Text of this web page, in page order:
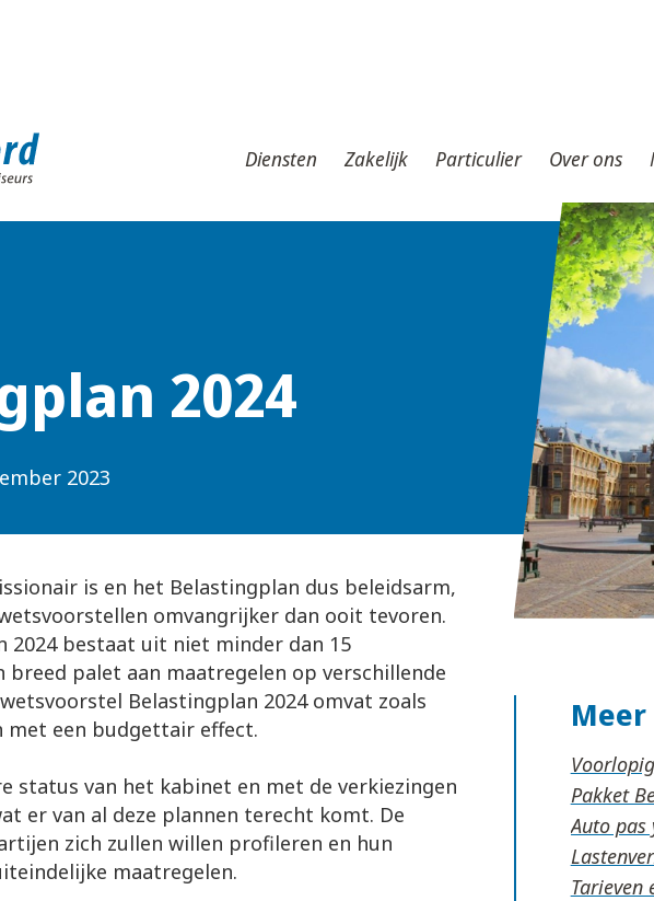
Diensten Zakelijk Particulier Over ons
2024
2023
is en het Belastingplan dus beleidsarm,
omvangrijker dan ooit tevoren.
2024 bestaat uit niet minder dan 15
palet aan maatregelen op verschillende
Belastingplan 2024 omvat zoals
een budgettair effect.
status van het kabinet en met de verkiezingen
er van al deze plannen terecht komt. De
zich zullen willen profileren en hun
maatregelen.
Pakket
Auto
Tarieven